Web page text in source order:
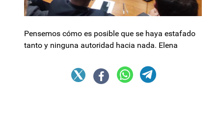
Pensemos cómo es posible que se haya estafado
tanto y ninguna autoridad hacia nada. Elena